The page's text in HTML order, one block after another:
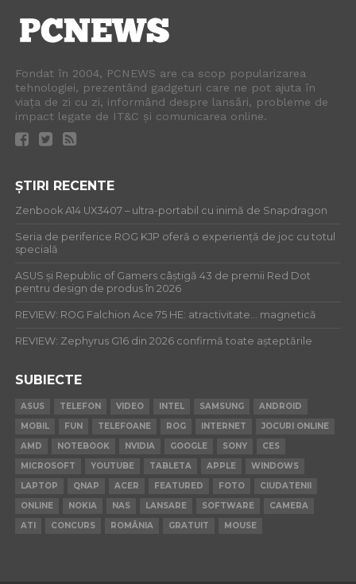
Fondat în 2004, PCNEWS are ca scop popularizarea
tehnologiei, prezentând gadgeturi care ne pot ajuta în
viața de zi cu zi, informând despre lansări, probleme de
impact legate de IT&C și comunicarea online.
ȘTIRI RECENTE
Zenbook A14 UX3407 – ultra-portabil cu inimă de Snapdragon
Seria de periferice ROG KJP oferă o experiență de joc cu totul
specială
ASUS și Republic of Gamers câștigă 43 de premii Red Dot
pentru design de produs în 2026
REVIEW: ROG Falchion Ace 75 HE: atractivitate… magnetică
REVIEW: Zephyrus G16 din 2026 confirmă toate așteptările
SUBIECTE
ASUS TELEFON VIDEO INTEL SAMSUNG
ANDROID
MOBIL
FUN TELEFOANE ROG INTERNET
JOCURI ONLINE
AMD
NOTEBOOK NVIDIA GOOGLE SONY
CES
MICROSOFT
YOUTUBE TABLETA APPLE
WINDOWS
LAPTOP
QNAP ACER FEATURED FOTO
CIUDATENII
ONLINE
NOKIA NAS LANSARE SOFTWARE
CAMERA
ATI
CONCURS ROMÂNIA GRATUIT MOUSE